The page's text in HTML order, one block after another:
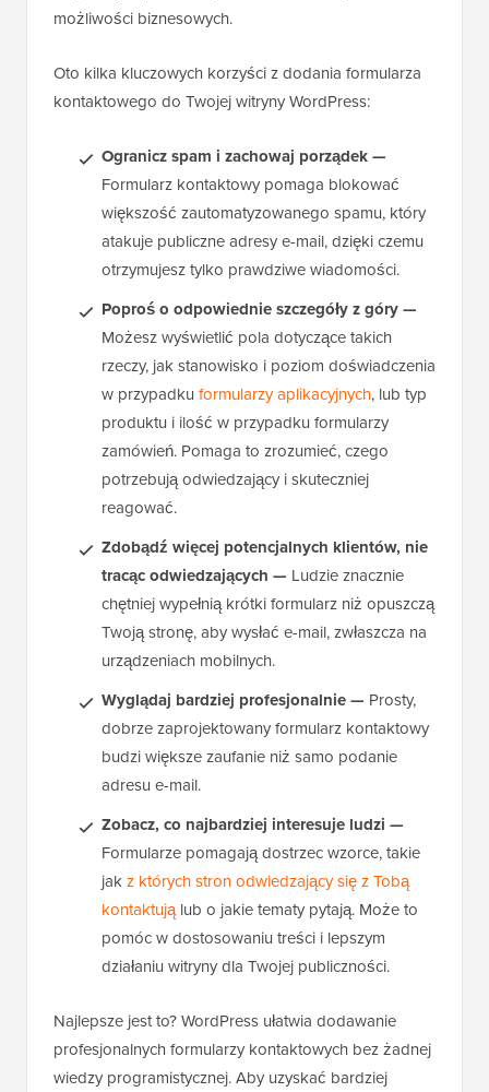
możliwości biznesowych.
Oto kilka kluczowych korzyści z dodania formularza
kontaktowego do Twojej witryny WordPress:
Ogranicz spam i zachowaj porządek —
Formularz kontaktowy pomaga blokować
większość zautomatyzowanego spamu, który
atakuje publiczne adresy e-mail, dzięki czemu
otrzymujesz tylko prawdziwe wiadomości.
Poproś o odpowiednie szczegóły z góry —
Możesz wyświetlić pola dotyczące takich
rzeczy, jak stanowisko i poziom doświadczenia
w przypadku formularzy aplikacyjnych, lub typ
produktu i ilość w przypadku formularzy
zamówień. Pomaga to zrozumieć, czego
potrzebują odwiedzający i skuteczniej
reagować.
Zdobądź więcej potencjalnych klientów, nie
tracąc odwiedzających — Ludzie znacznie
chętniej wypełnią krótki formularz niż opuszczą
Twoją stronę, aby wysłać e-mail, zwłaszcza na
urządzeniach mobilnych.
Wyglądaj bardziej profesjonalnie — Prosty,
dobrze zaprojektowany formularz kontaktowy
budzi większe zaufanie niż samo podanie
adresu e-mail.
Zobacz, co najbardziej interesuje ludzi —
Formularze pomagają dostrzec wzorce, takie
jakz których stron odwiedzający się z Tobą
kontaktująlub o jakie tematy pytają. Może to
pomóc w dostosowaniu treści i lepszym
działaniu witryny dla Twojej publiczności.
Najlepsze jest to? WordPress ułatwia dodawanie
profesjonalnych formularzy kontaktowych bez żadnej
wiedzy programistycznej. Aby uzyskać bardziej